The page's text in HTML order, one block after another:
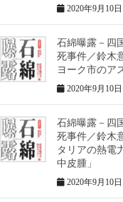
2020年9月10日
石綿曝露－四
死事件／鈴木
ヨーク市のア
2020年9月10日
石綿曝露－四
死事件／鈴木
タリアの熱電
中皮腫」
2020年9月10日